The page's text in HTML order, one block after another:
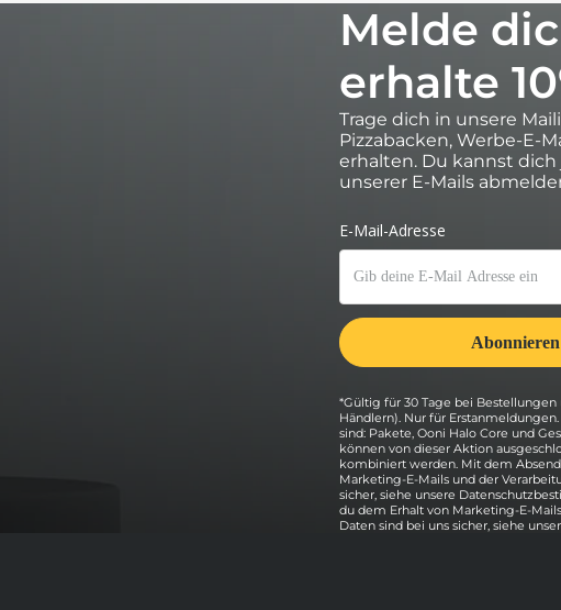
Melde
erhalte
Trage dich in unsere
Pizzabacken, Werbe-E-
erhalten. Du kannst
unserer E-Mails
*Gültig für 30 Tage bei
Händlern). Nur für
sind: Pakete, Ooni Halo Core und
können von dieser Aktion
kombiniert werden. Mit dem
Marketing-E-Mails und der
sicher, siehe unsere
du dem Erhalt von Marketing-E-
Daten sind bei uns sicher, siehe